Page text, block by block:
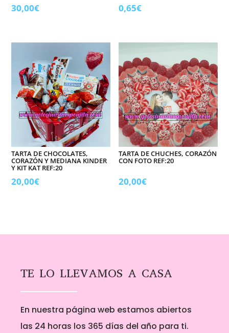
30,00€ 0,65€
TARTA DE CHOCOLATES,
CORAZÓN Y MEDIANA KINDER
Y KIT KAT REF:20
20,00€
TARTA DE CHUCHES, CORAZÓN
CON FOTO REF:20
20,00€
TE LO LLEVAMOS A CASA
En nuestra página web estamos abiertos
las 24 horas los 365 días del año para ti.